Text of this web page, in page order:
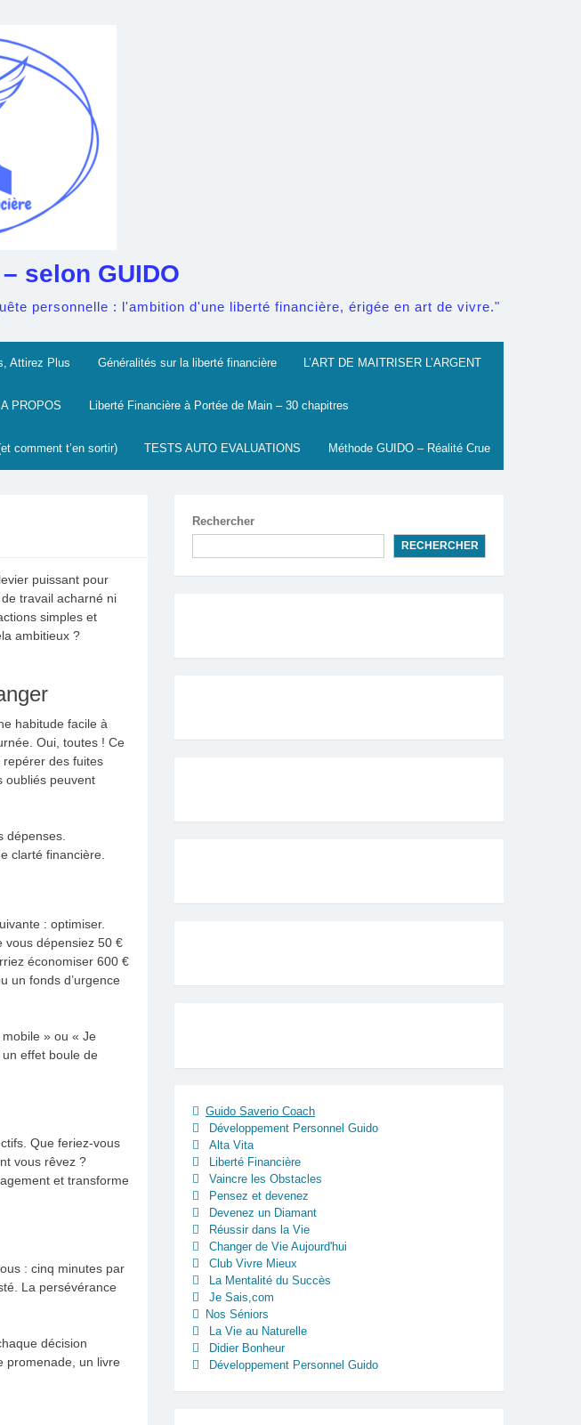
selon GUIDO
personnelle : l'ambition d'une liberté financière, érigée en art de vivre."
Attirez Plus Généralités sur la liberté financière L’ART DE MAITRISER L’ARGENT
A PROPOS Liberté Financière à Portée de Main – 30 chapitres
comment t’en sortir) TESTS AUTO EVALUATIONS Méthode GUIDO – Réalité Crue
puissant pour
travail acharné ni
simples et
ambitieux ?
habitude facile à
Oui, toutes ! Ce
des fuites
oubliés peuvent
dépenses.
clarté financière.
: optimiser.
vous dépensiez 50 €
économiser 600 €
un fonds d’urgence
» ou « Je
effet boule de
Que feriez-vous
vous rêvez ?
et transforme
: cinq minutes par
La persévérance
décision
promenade, un livre
Rechercher
RECHERCHER
Guido Saverio Coach
Développement Personnel Guido
Alta Vita
Liberté Financière
Vaincre les Obstacles
Pensez et devenez
Devenez un Diamant
Réussir dans la Vie
Changer de Vie Aujourd'hui
Club Vivre Mieux
La Mentalité du Succès
Je Sais,com
Nos Séniors
La Vie au Naturelle
Didier Bonheur
Développement Personnel Guido